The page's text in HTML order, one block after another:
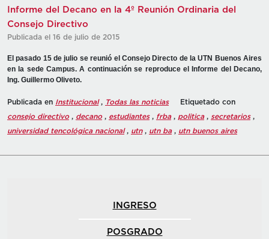
Informe del Decano en la 4º Reunión Ordinaria del
Consejo Directivo
Publicada el 16 de julio de 2015
El pasado 15 de julio se reunió el Consejo Directo de la UTN Buenos Aires
en la sede Campus. A continuación se reproduce el Informe del Decano,
Ing. Guillermo Oliveto.
Publicada en Institucional, Todas las noticias
Etiquetado con
consejo directivo, decano, estudiantes, frba, politica, secretarios,
universidad tencológica nacional, utn, utn ba, utn buenos aires
INGRESO
POSGRADO